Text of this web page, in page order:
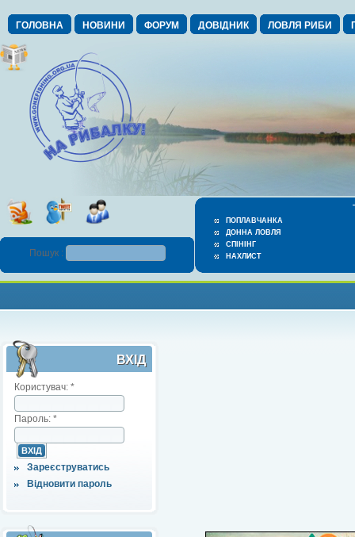
ГОЛОВНА НОВИНИ ФОРУМ ДОВІДНИК ЛОВЛЯ РИБИ
ПОПЛАВЧАНКА
ДОННА ЛОВЛЯ
СПІНІНГ
НАХЛИСТ
Пошук :
ВХІД
Користувач: *
Пароль: *
Зареєструватись
Відновити пароль